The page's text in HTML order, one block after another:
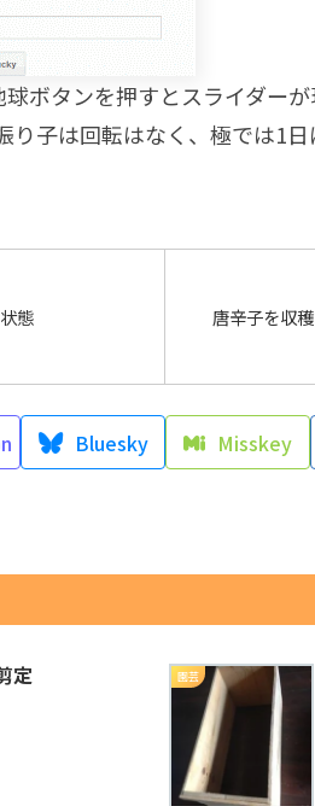
ボタンを押すとスライダー
り子は回転はなく、極では1日
態 唐辛子を収
Bluesky Misskey
定 園芸